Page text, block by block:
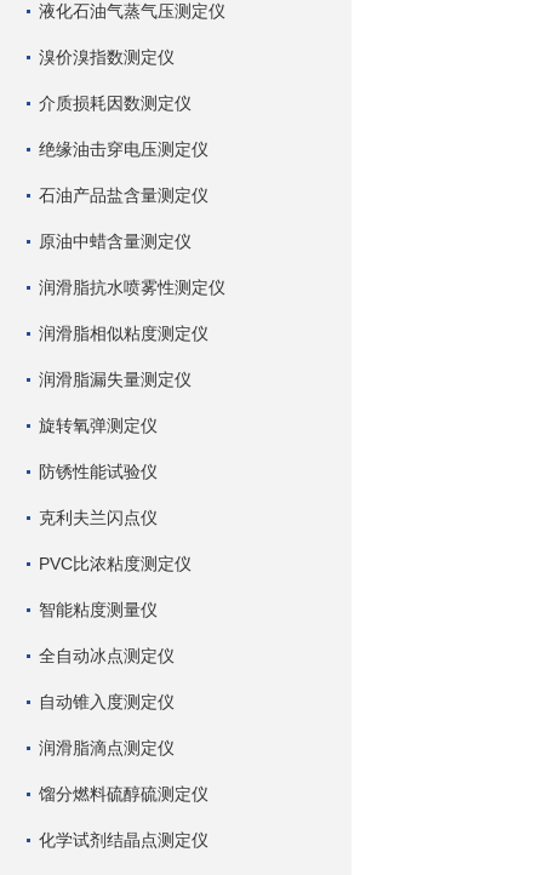
液化石油气蒸气压测定仪
溴价溴指数测定仪
介质损耗因数测定仪
绝缘油击穿电压测定仪
石油产品盐含量测定仪
原油中蜡含量测定仪
润滑脂抗水喷雾性测定仪
润滑脂相似粘度测定仪
润滑脂漏失量测定仪
旋转氧弹测定仪
防锈性能试验仪
克利夫兰闪点仪
PVC比浓粘度测定仪
智能粘度测量仪
全自动冰点测定仪
自动锥入度测定仪
润滑脂滴点测定仪
馏分燃料硫醇硫测定仪
化学试剂结晶点测定仪